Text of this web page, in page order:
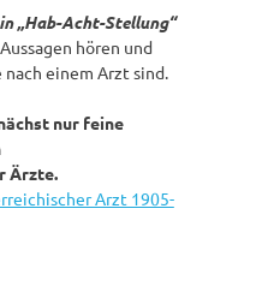
„Hab-Acht-Stellung“
hören und
nach einem Arzt sind.
nur feine
Ärzte.
Arzt 1905-